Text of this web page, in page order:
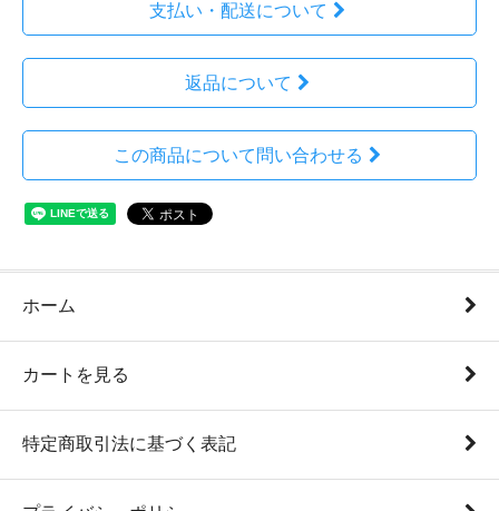
支払い・配送について
返品について
この商品について問い合わせる
ホーム
カートを見る
特定商取引法に基づく表記